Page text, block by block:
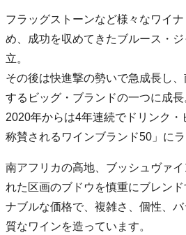
フラッグストーンなど様々なワイ
め、成功を収めてきたブルース・
立。
その後は快進撃の勢いで急成長し
するビッグ・ブランドの一つに成長
2020年からは4年連続でドリンク・
称賛されるワインブランド50」にラ
南アフリカの高地、ブッシュヴァ
れた区画のブドウを慎重にブレン
ナブルな価格で、複雑さ、個性、
質なワインを造っています。